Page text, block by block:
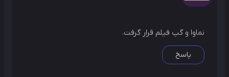
نماوا و گپ فیلم قرار گرفت.
پاسخ